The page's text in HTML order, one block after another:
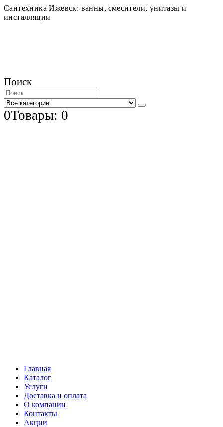
Сантехника Ижевск: ванны, смесители, унитазы и
инсталляции
Поиск
0Товары: 0
Главная
Каталог
Услуги
Доставка и оплата
О компании
Контакты
Акции